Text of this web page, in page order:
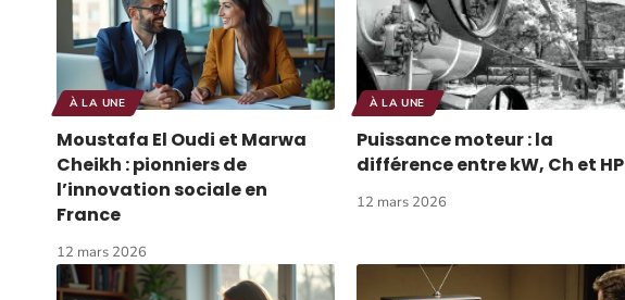
À LA UNE
Moustafa El Oudi et Marwa
Cheikh : pionniers de
l’innovation sociale en
France
12 mars 2026
À LA UNE
Puissance moteur : la
différence entre kW, Ch et HP
12 mars 2026